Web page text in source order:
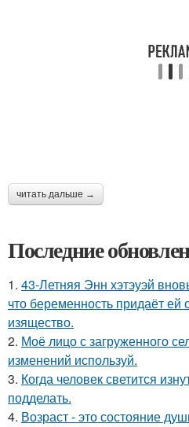
читать дальше →
Последние
1. 43-Летняя Энн хэтэуэй
что беременность придаёт ей
изящество.
2. Моё лицо с загруженного
изменений используй.
3. Когда человек светится
подделать.
4. Возраст - это состояние